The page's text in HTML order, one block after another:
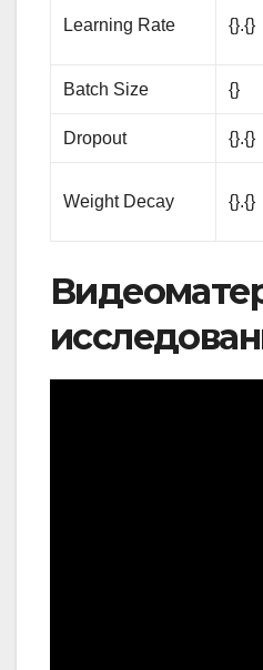
Learning Rate {}.{}
Batch Size {}
Dropout {}.{}
Weight Decay {}.{}